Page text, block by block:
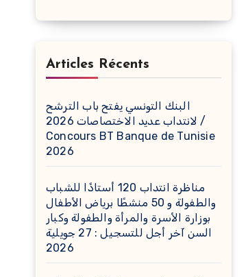
Articles Récents
البنك التونسي يفتح باب الترشح
لانتداب عديد الاختصاصات 2026 /
Concours BT Banque de Tunisie
2026
مناظرة انتداب 120 أستاذًا للشباب
والطفولة و 50 منشطًا برياض الأطفال
بوزارة الأسرة والمرأة والطفولة وكبار
السن آخر أجل للتسجيل : 27 جويلية
2026